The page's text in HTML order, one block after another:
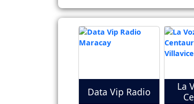
Data Vip Radio
La